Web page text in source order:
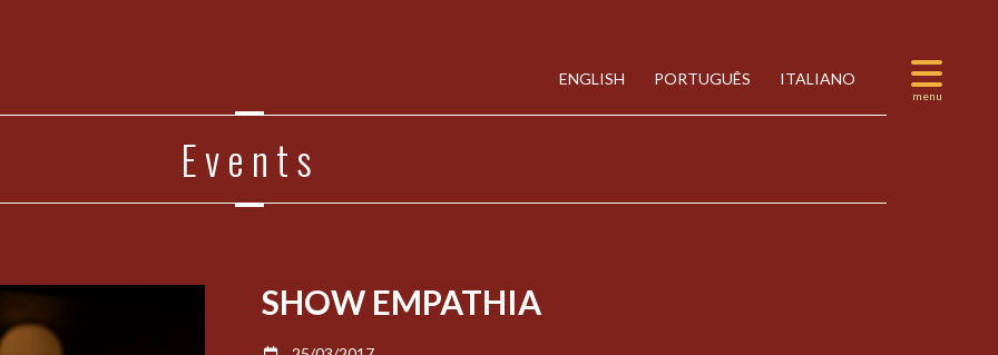
ENGLISH PORTUGUÊS ITALIANO
Events
SHOW EMPATHIA